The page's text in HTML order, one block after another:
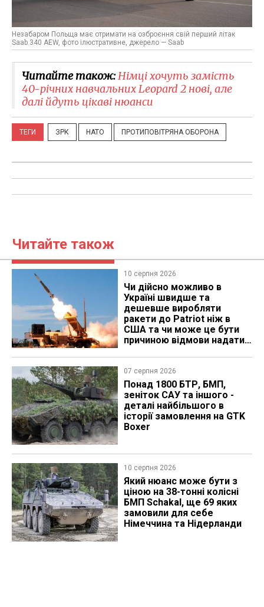
Незабаром Польща має отримати на озброєння свій перший літак
Saab 340 AEW, фото ілюстративне, джерело — Saab
Читайте також:Німці хочуть замість
40-річних навчальних Leopard 2 нові, але
далі йдуть цікаві нюанси
ТЕГИ ЗРК НАТО ПРОТИПОВІТРЯНА ОБОРОНА
Читайте також
10 серпня 2026
Чи дійсно можливо в
Україні швидше та
дешевше виробляти
ракети до Patriot ніж в
США та чи може це бути
причиною відмови надати
07 серпня 2026
Понад 1800 БТР, БМП,
зеніток САУ та іншого -
деталі найбільшого в
історії замовлення на GTK
Boxer
10 серпня 2026
Який нюанс може бути з
ціною на 38-тонні колісні
БМП Schakal, ще 69 яких
замовили для себе
Німеччина та Нідерланди